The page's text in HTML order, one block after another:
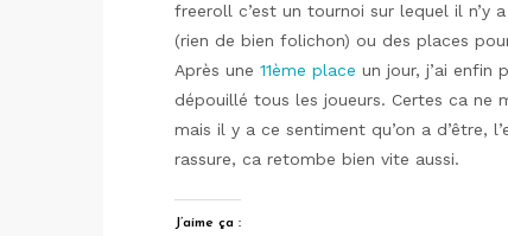
freeroll c’est un tournoi sur lequel il n’y
(rien de bien folichon) ou des places
Après une 11ème place un jour, j’ai enfin
dépouillé tous les joueurs. Certes ca ne
mais il y a ce sentiment qu’on a d’être,
rassure, ca retombe bien vite aussi.
J’aime ça :